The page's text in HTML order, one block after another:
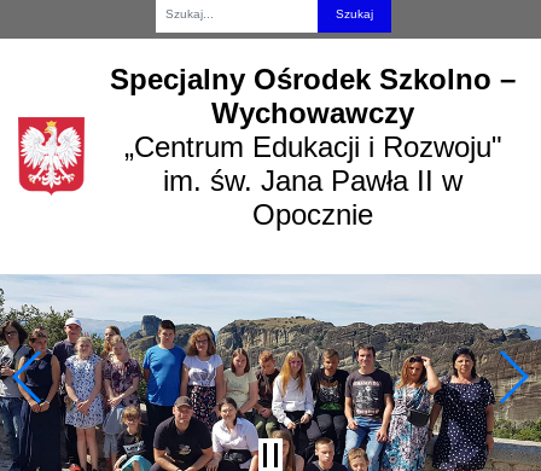
Specjalny Ośrodek Szkolno –
Wychowawczy
„Centrum Edukacji i Rozwoju"
im. św. Jana Pawła II w
Opocznie